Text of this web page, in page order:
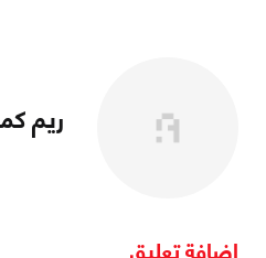
ريم
اضافة تعليق